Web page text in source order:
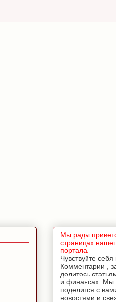
Мы рады
страницах
портала.
Чувствуйте
Комментарии ,
делитесь
и финансах. Мы
поделится с
новостями и